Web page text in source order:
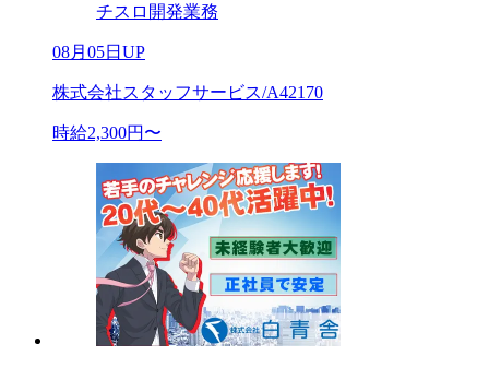
チスロ開発業務
08月05日UP
株式会社スタッフサービス/A42170
時給2,300円〜